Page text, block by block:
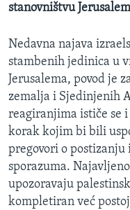
PRATITE NAS
Jezici
stanovništvu
Nedavna najava
stambenih jedinica u
Jerusalema, povod je
zemalja i Sjedinjenih
reagiranjima ističe se
korak kojim bi bili
pregovori o
sporazuma.
upozoravaju
kompletiran već